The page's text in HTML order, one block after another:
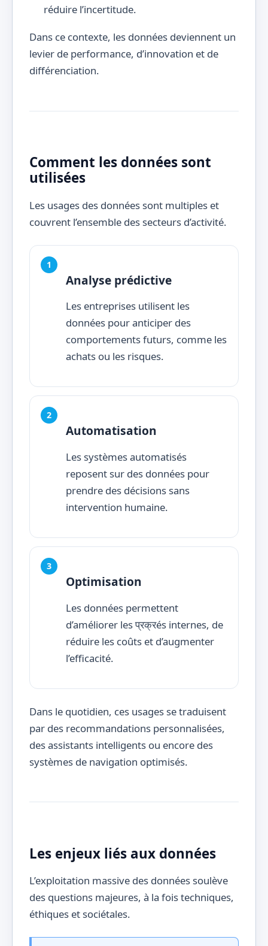
réduire l’incertitude.
Dans ce contexte, les données deviennent un
levier de performance, d’innovation et de
différenciation.
Comment les données sont
utilisées
Les usages des données sont multiples et
couvrent l’ensemble des secteurs d’activité.
Analyse prédictive
Les entreprises utilisent les
données pour anticiper des
comportements futurs, comme les
achats ou les risques.
Automatisation
Les systèmes automatisés
reposent sur des données pour
prendre des décisions sans
intervention humaine.
Optimisation
Les données permettent
d’améliorer les प्रक्रés internes, de
réduire les coûts et d’augmenter
l’efficacité.
Dans le quotidien, ces usages se traduisent
par des recommandations personnalisées,
des assistants intelligents ou encore des
systèmes de navigation optimisés.
Les enjeux liés aux données
L’exploitation massive des données soulève
des questions majeures, à la fois techniques,
éthiques et sociétales.